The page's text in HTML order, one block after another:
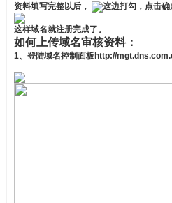
资料填写完整以后，
这边打勾，点击
这样域名就注册完成了。
如何上传域名审核资料：
1、登陆域名控制面板http://